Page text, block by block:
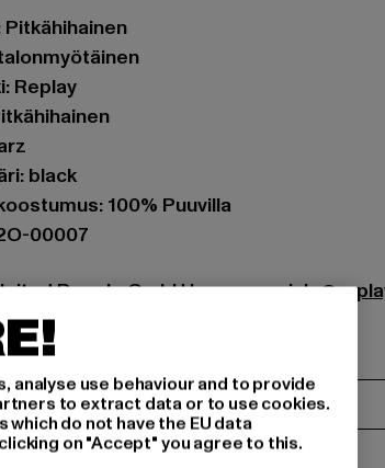
Replay
black
100% Puuvilla
00007
People GmbH |
1 | 31011 Asolo | IT
use behaviour and to provide
to extract data or to use cookies.
do not have the EU data
on "Accept" you agree to this.